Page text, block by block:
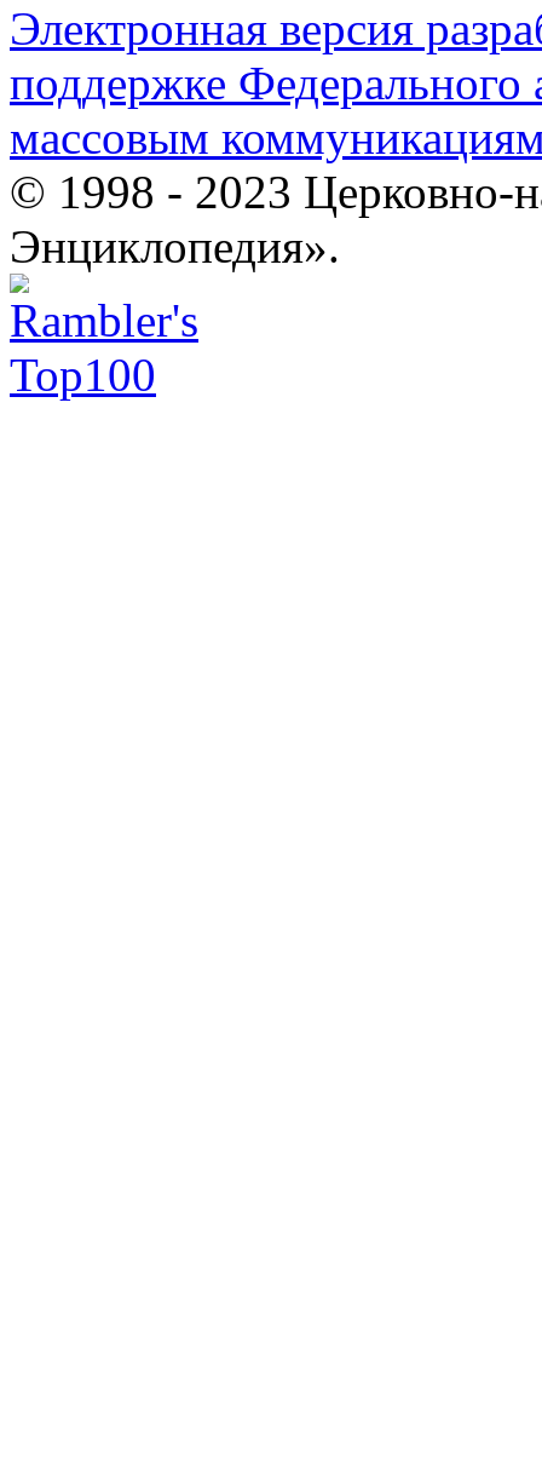
Электронная версия
поддержке Федерального
массовым
© 1998 - 2023 Церковно-
Энциклопедия».